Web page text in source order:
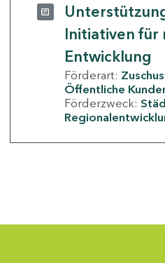
Initiativen für
Entwicklung
Förderart:
Öffentliche
Förderzweck: